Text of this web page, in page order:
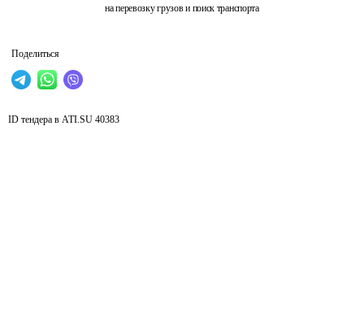
на перевозку грузов и поиск транспорта
Поделиться
ID тендера в ATI.SU 40383